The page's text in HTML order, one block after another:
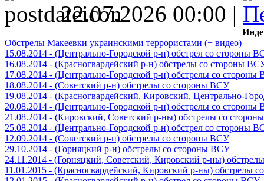
22.07.2026 00:00 |
Обстрелы Макеевки украинскими террористами (+ видео)
15.08.2014 - (Центрально-Городской р-н) обстрел со стороны
16.08.2014 - (Красногвардейский р-н) обстрелы со стороны
17.08.2014 - (Центрально-Городской р-н) обстрелы со стороны
18.08.2014 - (Советский р-н) обстрелы со стороны ВСУ
19.08.2014 - (Красногвардейский, Кировский, Центрально-
20.08.2014 - (Центрально-Городской р-н) обстрелы со стороны
21.08.2014 - (Кировский, Советский р-ны) обстрелы со
25.08.2014 - (Центрально-Городской р-н) обстрел со стороны
12.09.2014 - (Советский р-н) обстрелы со стороны ВСУ
29.10.2014 - (Горняцкий р-н) обстрелы со стороны ВСУ
24.11.2014 - (Горняцкий, Советский, Кировский р-ны)
11.01.2015 - (Красногвардейский, Кировский р-ны) обстрелы